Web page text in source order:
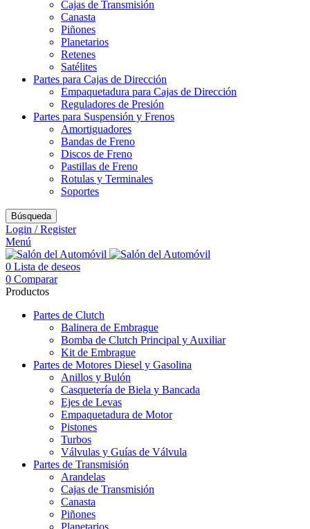
Cajas de Transmisión
Canasta
Piñones
Planetarios
Retenes
Satélites
Partes para Cajas de Dirección
Empaquetadura para Cajas de Dirección
Reguladores de Presión
Partes para Suspensión y Frenos
Amortiguadores
Bandas de Freno
Discos de Freno
Pastillas de Freno
Rotulas y Terminales
Soportes
Búsqueda
Login / Register
Menú
0 Lista de deseos
0 Comparar
Productos
Partes de Clutch
Balinera de Embrague
Bomba de Clutch Principal y Auxiliar
Kit de Embrague
Partes de Motores Diesel y Gasolina
Anillos y Bulón
Casquetería de Biela y Bancada
Ejes de Levas
Empaquetadura de Motor
Pistones
Turbos
Válvulas y Guías de Válvula
Partes de Transmisión
Arandelas
Cajas de Transmisión
Canasta
Piñones
Planetarios